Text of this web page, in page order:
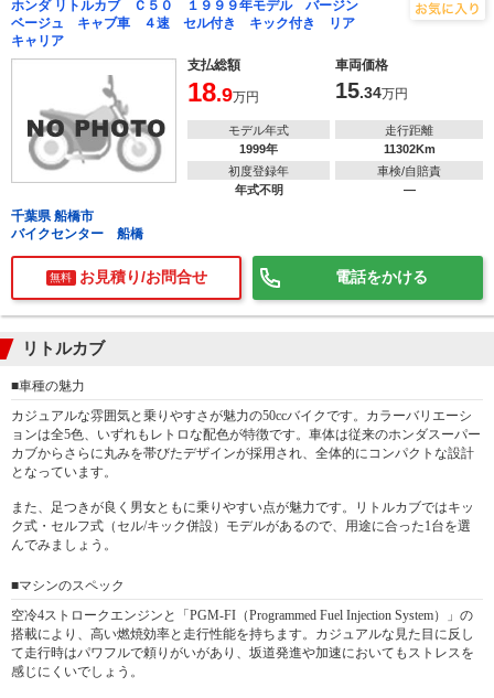
ホンダ リトルカブ Ｃ５０ １９９９年モデル バージン
ベージュ キャブ車 ４速 セル付き キック付き リア
キャリア
支払総額
車両価格
18.9万円 15.34万円
モデル年式
1999年
走行距離
11302Km
初度登録年
年式不明
車検/自賠責
―
千葉県 船橋市
バイクセンター 船橋
無料 お見積り/お問合せ 電話をかける
リトルカブ
■車種の魅力
カジュアルな雰囲気と乗りやすさが魅力の50ccバイクです。カラーバリエーシ
ョンは全5色、いずれもレトロな配色が特徴です。車体は従来のホンダスーパー
カブからさらに丸みを帯びたデザインが採用され、全体的にコンパクトな設計
となっています。
また、足つきが良く男女ともに乗りやすい点が魅力です。リトルカブではキッ
ク式・セルフ式（セル/キック併設）モデルがあるので、用途に合った1台を選
んでみましょう。
■マシンのスペック
空冷4ストロークエンジンと「PGM-FI（Programmed Fuel Injection System）」の
搭載により、高い燃焼効率と走行性能を持ちます。カジュアルな見た目に反し
て走行時はパワフルで頼りがいがあり、坂道発進や加速においてもストレスを
感じにくいでしょう。